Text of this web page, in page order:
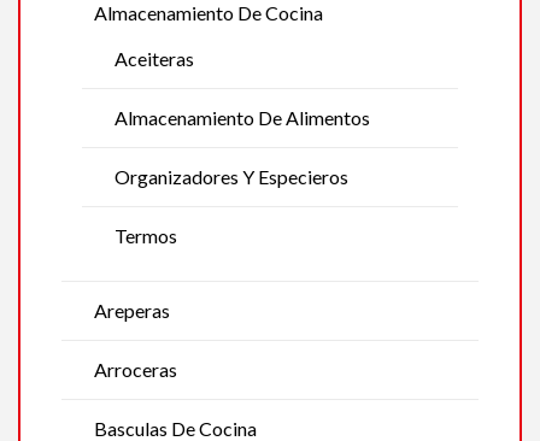
Almacenamiento De Cocina
Aceiteras
Almacenamiento De Alimentos
Organizadores Y Especieros
Termos
Areperas
Arroceras
Basculas De Cocina